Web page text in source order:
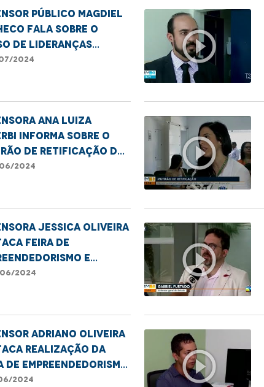
público Magdiel
fala sobre o
de Lideranças
em Imperatriz-
2024 play_circle_outline
Ana Luiza
informa sobre o
de retificação de
e gênero em
2024 play_circle_outline
Jessica Oliveira
Feira de
e
de retificação de
2024 play_circle_outline
Adriano Oliveira
realização da
de Empreendedorismo
de
2024 play_circle_outline